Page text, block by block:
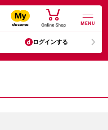
MENU
ログインする